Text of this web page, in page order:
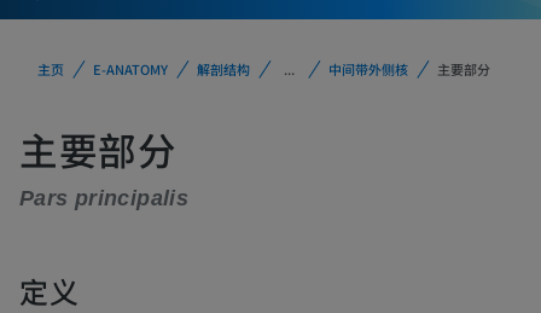
主页 E-ANATOMY 解剖结构 ... 中间带外侧核 主要部分
主要部分
Pars principalis
定义